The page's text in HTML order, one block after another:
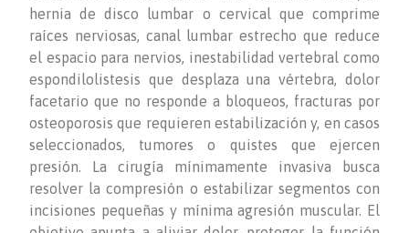
hernia de disco lumbar o cervical que comprime
raíces nerviosas, canal lumbar estrecho que reduce
el espacio para nervios, inestabilidad vertebral como
espondilolistesis que desplaza una vértebra, dolor
facetario que no responde a bloqueos, fracturas por
osteoporosis que requieren estabilización y, en casos
seleccionados, tumores o quistes que ejercen
presión. La cirugía mínimamente invasiva busca
resolver la compresión o estabilizar segmentos con
incisiones pequeñas y mínima agresión muscular. El